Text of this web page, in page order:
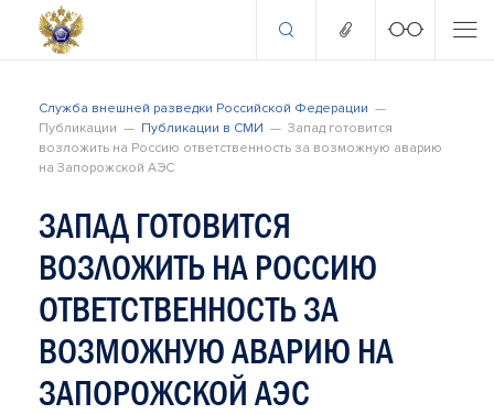
Служба внешней разведки Российской Федерации
Публикации
Публикации в СМИ
Запад готовится
возложить на Россию ответственность за возможную аварию
на Запорожской АЭС
ЗАПАД ГОТОВИТСЯ
ВОЗЛОЖИТЬ НА РОССИЮ
ОТВЕТСТВЕННОСТЬ ЗА
ВОЗМОЖНУЮ АВАРИЮ НА
ЗАПОРОЖСКОЙ АЭС